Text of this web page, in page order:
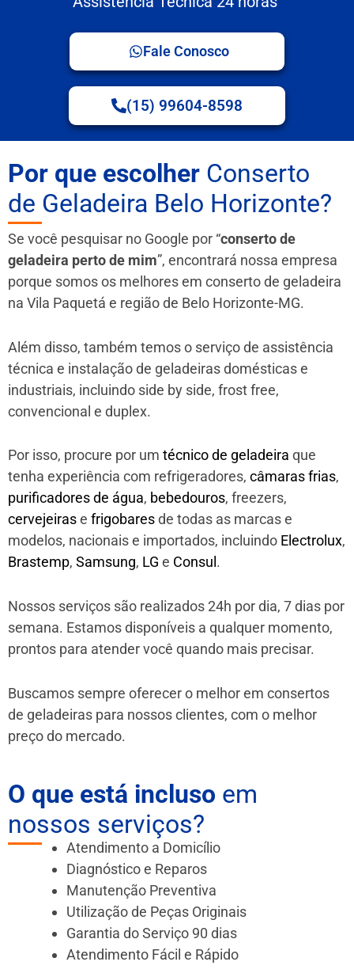
Fale Conosco
(15) 99604-8598
Por que escolher Conserto
de Geladeira Belo Horizonte?
Se você pesquisar no Google por “conserto de
geladeira perto de mim”, encontrará nossa empresa
porque somos os melhores em conserto de geladeira
na Vila Paquetá e região de Belo Horizonte-MG.
Além disso, também temos o serviço de assistência
técnica e instalação de geladeiras domésticas e
industriais, incluindo side by side, frost free,
convencional e duplex.
Por isso, procure por um técnico de geladeira que
tenha experiência com refrigeradores, câmaras frias,
purificadores de água, bebedouros, freezers,
cervejeirase frigobaresde todas as marcas e
modelos, nacionais e importados, incluindo Electrolux,
Brastemp, Samsung, LG e Consul .
Nossos serviços são realizados 24h por dia, 7 dias por
semana. Estamos disponíveis a qualquer momento,
prontos para atender você quando mais precisar.
Buscamos sempre oferecer o melhor em consertos
de geladeiras para nossos clientes, com o melhor
preço do mercado.
O que está incluso em
nossos serviços?
Atendimento a Domicílio
Diagnóstico e Reparos
Manutenção Preventiva
Utilização de Peças Originais
Garantia do Serviço 90 dias
Atendimento Fácil e Rápido